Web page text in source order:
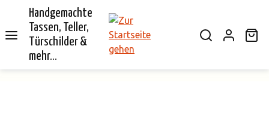
springen
Handgemachte
Tassen, Teller,
Türschilder &
mehr...